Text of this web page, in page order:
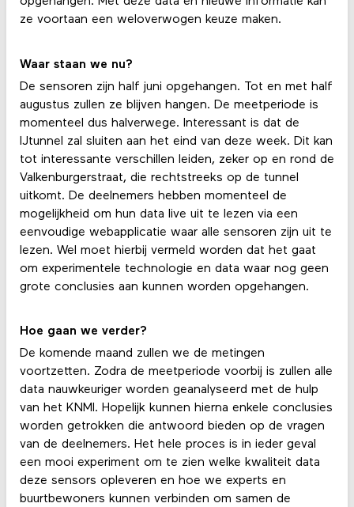
ze voortaan een weloverwogen keuze maken.
Waar staan we nu?
De sensoren zijn half juni opgehangen. Tot en met half
augustus zullen ze blijven hangen. De meetperiode is
momenteel dus halverwege. Interessant is dat de
IJtunnel zal sluiten aan het eind van deze week. Dit kan
tot interessante verschillen leiden, zeker op en rond de
Valkenburgerstraat, die rechtstreeks op de tunnel
uitkomt. De deelnemers hebben momenteel de
mogelijkheid om hun data live uit te lezen via een
eenvoudige webapplicatie waar alle sensoren zijn uit te
lezen. Wel moet hierbij vermeld worden dat het gaat
om experimentele technologie en data waar nog geen
grote conclusies aan kunnen worden opgehangen.
Hoe gaan we verder?
De komende maand zullen we de metingen
voortzetten. Zodra de meetperiode voorbij is zullen alle
data nauwkeuriger worden geanalyseerd met de hulp
van het KNMI. Hopelijk kunnen hierna enkele conclusies
worden getrokken die antwoord bieden op de vragen
van de deelnemers. Het hele proces is in ieder geval
een mooi experiment om te zien welke kwaliteit data
deze sensors opleveren en hoe we experts en
buurtbewoners kunnen verbinden om samen de